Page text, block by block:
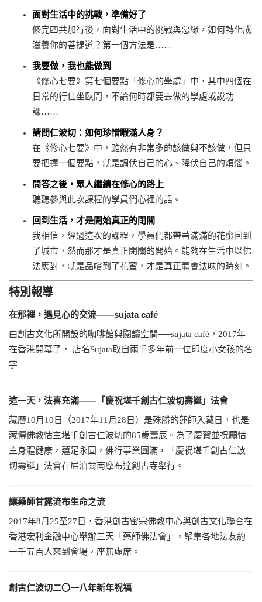
面對生活中的挑戰，準備好了
修完四共加行後，面對生活中的挑戰與惡緣，如何轉化成
滋養你的菩提道？第一個方法是……
我要做，我也能做到
《修心七要》第七個要點「修心的學處」中，其中四個在
日常的行住坐臥間，不論何時都要去做的學處或說功
課……
請問仁波切：如何珍惜暇滿人身？
在《修心七要》中，雖然有非常多的該做與不該做，但只
要把握一個要點，就是調伏自己的心、降伏自己的煩惱。
問答之後，眾人繼續在修心的路上
聽聽參與此次課程的學員們心裡的話。
回到生活，才是開始真正的閉關
我相信，經過這次的課程，學員們都帶著滿滿的花蜜回到
了城市，然而那才是真正閉關的開始。能夠在生活中以佛
法應對，就是品嚐到了花蜜，才是真正體會法味的時刻。
特別報導
在那裡，遇見心的交流——sujata café
由創古文化所開設的咖啡館與閱讀空間──sujata café，2017年
在香港開幕了， 店名Sujata取自兩千多年前一位印度小女孩的名
字
這一天，法喜充滿——「慶祝堪千創古仁波切壽誕」法會
藏曆10月10日（2017年11月28日）是殊勝的蓮師入藏日，也是
藏傳佛教怙主堪千創古仁波切的85歲壽辰。為了慶賀並祝願怙
主身體健康，蓮足永固，佛行事業圓滿，「慶祝堪千創古仁波
切壽誕」法會在尼泊爾南摩布達創古寺舉行。
讓藥師甘露流布生命之流
2017年8月25至27日，香港創古密宗佛教中心與創古文化聯合在
香港宏利金融中心舉辦三天「藥師佛法會」，聚集各地法友約
一千五百人來到會場，座無虛席。
創古仁波切二〇一八年新年祝福